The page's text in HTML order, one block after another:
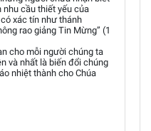
nhu cầu thiết yếu của
xác tín như thánh
rao giảng Tin Mừng” (1
cho mỗi người chúng ta
và nhất là biến đổi chúng
nhiệt thành cho Chúa